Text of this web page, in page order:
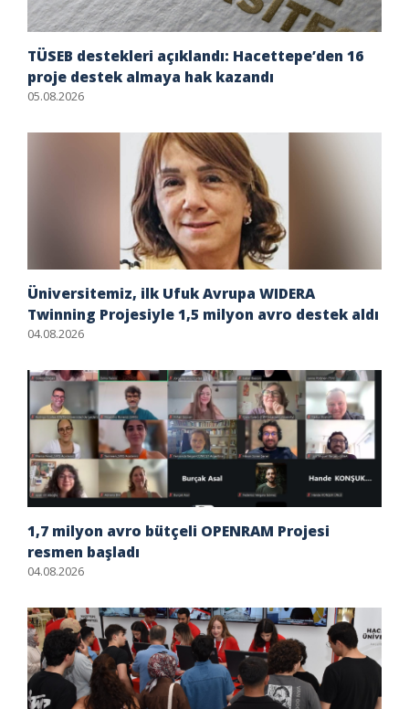
TÜSEB destekleri açıklandı: Hacettepe’den 16
proje destek almaya hak kazandı
05.08.2026
Üniversitemiz, ilk Ufuk Avrupa WIDERA
Twinning Projesiyle 1,5 milyon avro destek aldı
04.08.2026
1,7 milyon avro bütçeli OPENRAM Projesi
resmen başladı
04.08.2026